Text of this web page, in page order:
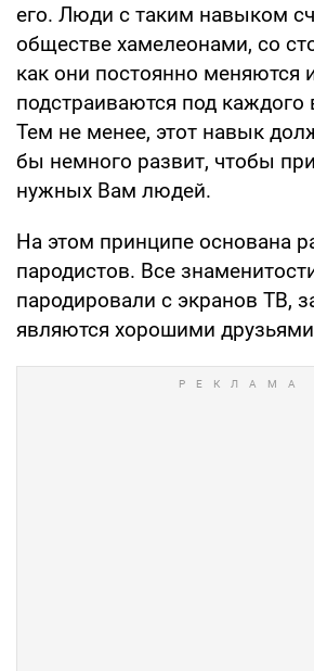
его. Люди с таким навыком
обществе хамелеонами, со
как они постоянно меняются
подстраиваются под каждого
Тем не менее, этот навык
бы немного развит, чтобы
нужных Вам людей.
На этом принципе основана
пародистов. Все
пародировали с экранов ТВ,
являются хорошими друзьями